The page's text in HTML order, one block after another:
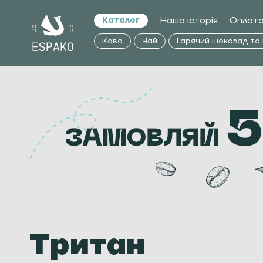
Каталог Наша історія
Кава Чай Гарячий шоколад та
Тритан